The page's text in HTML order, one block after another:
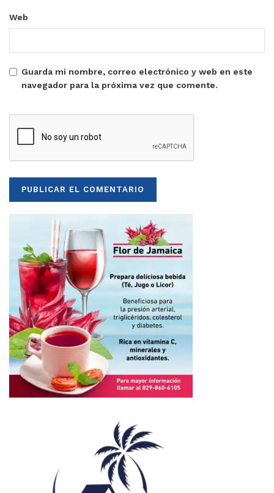
Web
Guarda mi nombre, correo electrónico y web en este
navegador para la próxima vez que comente.